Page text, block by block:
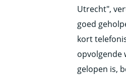
Utrecht",
goed
kort
opvolgende
gelopen is,